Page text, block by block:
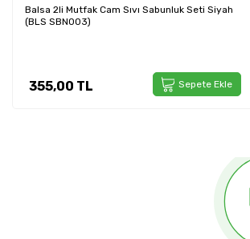
System Katı Sabunluk Beyaz/Krom Renk
(BA2027 008 R1-CR)
1.244,16TL Sepete Ekle